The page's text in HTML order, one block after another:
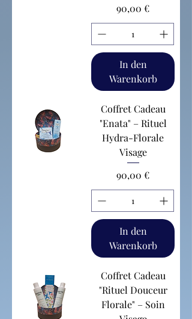
Preis
90,00 €
In den
Warenkorb
Coffret Cadeau
"Enata" – Rituel
Hydra-Florale
Visage
Preis
90,00 €
In den
Warenkorb
Coffret Cadeau
"Rituel Douceur
Florale" – Soin